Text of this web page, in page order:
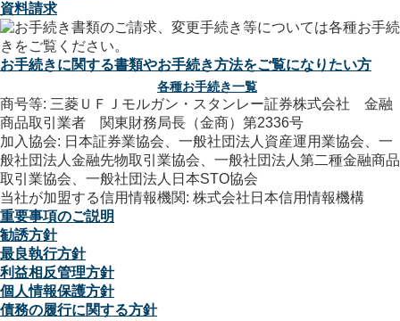
資料請求
お手続きに関する書類やお手続き方法をご覧になりたい方
各種お手続き一覧
商号等: 三菱ＵＦＪモルガン・スタンレー証券株式会社 金融
商品取引業者 関東財務局長（金商）第2336号
加入協会: 日本証券業協会、一般社団法人資産運用業協会、一
般社団法人金融先物取引業協会、一般社団法人第二種金融商品
取引業協会、一般社団法人日本STO協会
当社が加盟する信用情報機関: 株式会社日本信用情報機構
重要事項のご説明
勧誘方針
最良執行方針
利益相反管理方針
個人情報保護方針
債務の履行に関する方針